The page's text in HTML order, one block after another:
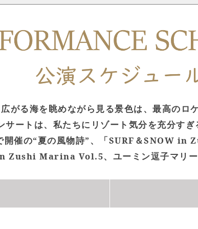
がる海を眺めながら見る景色は、最高のロ
ートは、私たちにリゾート気分を充分すぎ
開催の“夏の風物詩”、「SURF＆SNOW in
Zushi Marina Vol.5、ユーミン逗子マリー